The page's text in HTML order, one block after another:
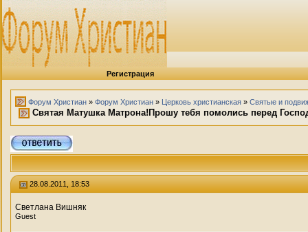
Регистрация
Форум Христиан » Форум Христиан » Церковь христианская » Святые и
Святая Матушка Матрона!Прошу тебя помолись перед
28.08.2011, 18:53
Светлана Вишняк
Guest